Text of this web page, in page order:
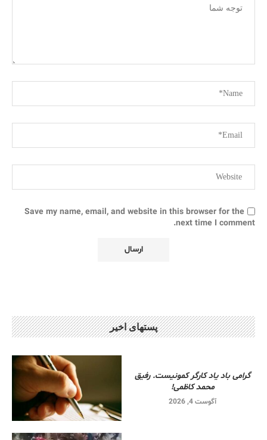
Save my name, email, and website in this browser for the
next time I comment.
پستهای اخیر
گرامی باد یاد کارگر کمونیست. رفیق
محمد کاظمی!
آگوست 4, 2026